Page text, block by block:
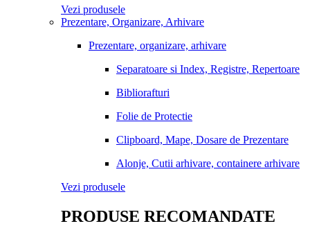
Vezi produsele
Prezentare, Organizare, Arhivare
Prezentare, organizare, arhivare
Separatoare si Index, Registre, Repertoare
Bibliorafturi
Folie de Protectie
Clipboard, Mape, Dosare de Prezentare
Alonje, Cutii arhivare, containere arhivare
Vezi produsele
PRODUSE RECOMANDATE